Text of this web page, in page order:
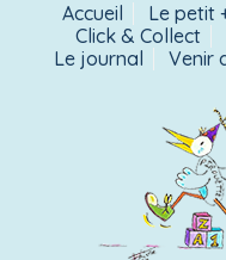
Accueil
Le petit
Click & Collect
Le journal
Venir